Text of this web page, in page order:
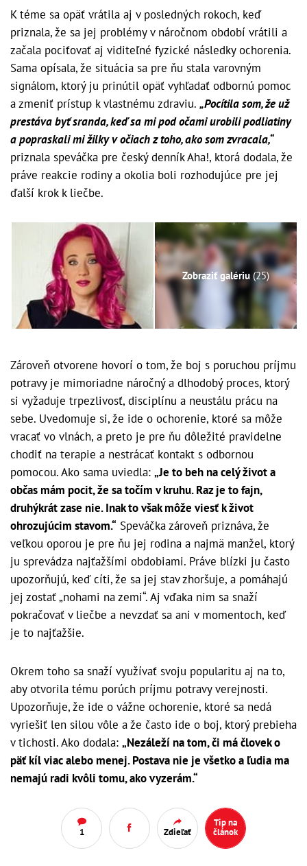
K téme sa opäť vrátila aj v posledných rokoch, keď
priznala, že sa jej problémy v náročnom období vrátili a
začala pociťovať aj viditeľné fyzické následky ochorenia.
Sama opísala, že situácia sa pre ňu stala varovným
signálom, ktorý ju prinútil opäť vyhľadať odbornú pomoc
a zmeniť prístup k vlastnému zdraviu. „Pocítila som, že už
prestáva byť sranda, keď sa mi pod očami urobili podliatiny
a popraskali mi žilky v očiach z toho, ako som zvracala,“
priznala speváčka pre český denník Aha!, ktorá dodala, že
práve reakcie rodiny a okolia boli rozhodujúce pre jej
ďalší krok k liečbe.
Zobraziť galériu (25)
Zároveň otvorene hovorí o tom, že boj s poruchou príjmu
potravy je mimoriadne náročný a dlhodobý proces, ktorý
si vyžaduje trpezlivosť, disciplínu a neustálu prácu na
sebe. Uvedomuje si, že ide o ochorenie, ktoré sa môže
vracať vo vlnách, a preto je pre ňu dôležité pravidelne
chodiť na terapie a nestrácať kontakt s odbornou
pomocou. Ako sama uviedla: „Je to beh na celý život a
občas mám pocit, že sa točím v kruhu. Raz je to fajn,
druhýkrát zase nie. Inak to však môže viesť k život
ohrozujúcim stavom.“ Speváčka zároveň priznáva, že
veľkou oporou je pre ňu jej rodina a najmä manžel, ktorý
ju sprevádza najťažšími obdobiami. Práve blízki ju často
upozorňujú, keď cíti, že sa jej stav zhoršuje, a pomáhajú
jej zostať „nohami na zemi“. Aj vďaka nim sa snaží
pokračovať v liečbe a nevzdať sa ani v momentoch, keď
je to najťažšie.
Okrem toho sa snaží využívať svoju popularitu aj na to,
aby otvorila tému porúch príjmu potravy verejnosti.
Upozorňuje, že ide o vážne ochorenie, ktoré sa nedá
vyriešiť len silou vôle a že často ide o boj, ktorý prebieha
v tichosti. Ako dodala: „Nezáleží na tom, či má človek o
päť kíl viac alebo menej. Postava nie je všetko a ľudia ma
nemajú radi kvôli tomu, ako vyzerám.“
1 Zdieľať
Tip na
článok